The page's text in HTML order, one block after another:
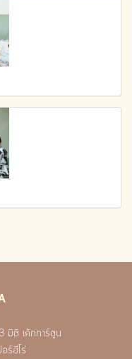
มิติ เค้กการ์ตูน
ร์ฮีโร่